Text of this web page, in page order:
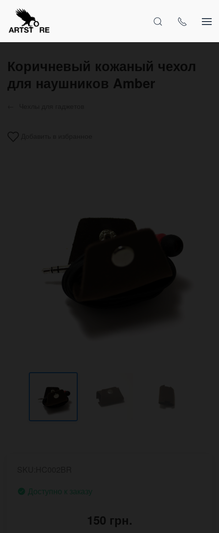
Коричневый кожаный чехол
для наушников Amber
Доступно к заказу
150 грн.